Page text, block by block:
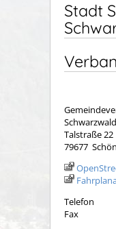
Stadt
Schwarzwald
Talstraße 22
79677
Telefon
Fax